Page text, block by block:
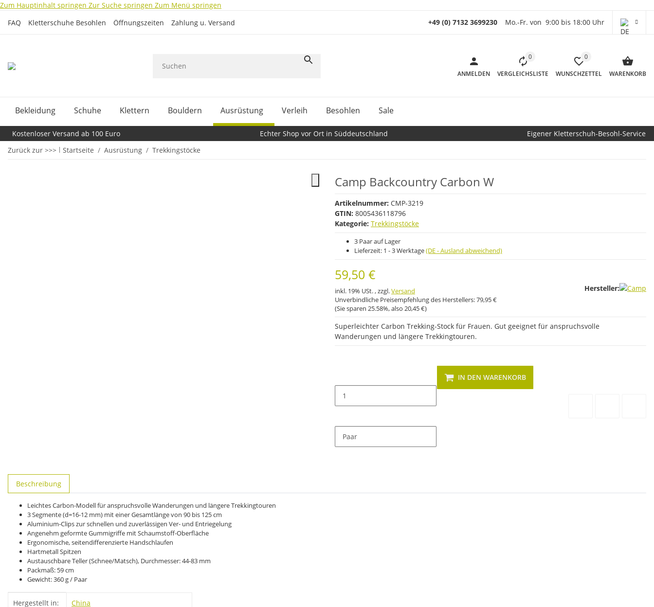
Zum Hauptinhalt springen Zur Suche springen Zum Menü springen
FAQ
Kletterschuhe Besohlen Öffnungszeiten Zahlung u. Versand +49 (0) 7132 3699230 Mo.-Fr. von 9:00 bis 18:00 Uhr
ANMELDEN
0
VERGLEICHSLISTE
0
WUNSCHZETTEL WARENKORB
Bekleidung Schuhe Klettern Bouldern Ausrüstung Verleih Besohlen Sale
Kostenloser Versand ab 100 Euro Echter Shop vor Ort in Süddeutschland
Eigener Kletterschuh-Besohl-Service
Zurück zur >>>
Startseite Ausrüstung Trekkingstöcke
Camp Backcountry Carbon W
Artikelnummer: CMP-3219
GTIN: 8005436118796
Kategorie: Trekkingstöcke
3 Paar auf Lager
Lieferzeit: 1 - 3 Werktage(DE - Ausland abweichend)
59,50 €
inkl. 19% USt. , zzgl.Versand
Unverbindliche Preisempfehlung des Herstellers:79,95 €
(Sie sparen 25.58%, also 20,45 €)
Hersteller:
Superleichter Carbon Trekking-Stock für Frauen. Gut geeignet für anspruchsvolle
Wanderungen und längere Trekkingtouren.
Paar
IN DEN WARENKORB
Beschreibung
Leichtes Carbon-Modell für anspruchsvolle Wanderungen und längere Trekkingtouren
3 Segmente (d=16-12 mm) mit einer Gesamtlänge von 90 bis 125 cm
Aluminium-Clips zur schnellen und zuverlässigen Ver- und Entriegelung
Angenehm geformte Gummigriffe mit Schaumstoff-Oberfläche
Ergonomische, seitendifferenzierte Handschlaufen
Hartmetall Spitzen
Austauschbare Teller (Schnee/Matsch), Durchmesser: 44-83 mm
Packmaß: 59 cm
Gewicht: 360 g / Paar
Hergestellt in: China